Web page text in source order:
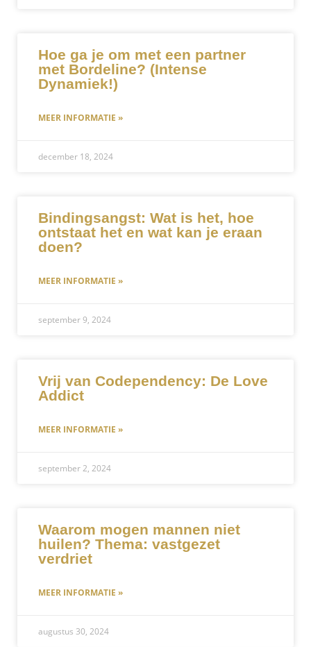
Hoe ga je om met een partner
met Bordeline? (Intense
Dynamiek!)
MEER INFORMATIE »
december 18, 2024
Bindingsangst: Wat is het, hoe
ontstaat het en wat kan je eraan
doen?
MEER INFORMATIE »
september 9, 2024
Vrij van Codependency: De Love
Addict
MEER INFORMATIE »
september 2, 2024
Waarom mogen mannen niet
huilen? Thema: vastgezet
verdriet
MEER INFORMATIE »
augustus 30, 2024